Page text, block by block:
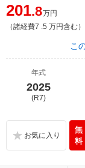
201.8万円
（諸経費7 .5 万円含む）
こ
年式
2025
(R7)
無
料